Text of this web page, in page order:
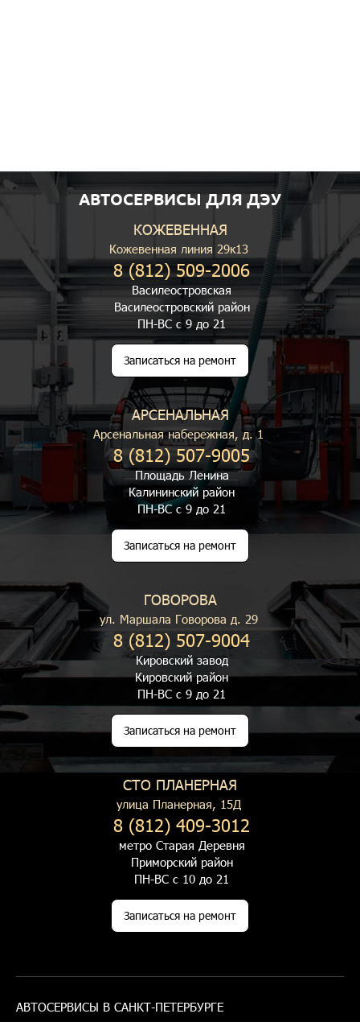
АВТОСЕРВИСЫ ДЛЯ ДЭУ
КОЖЕВЕННАЯ
Кожевенная линия 29к13
8 (812) 509-2006
Василеостровская
Василеостровский район
ПН-ВС с 9 до 21
Записаться на ремонт
АРСЕНАЛЬНАЯ
Арсенальная набережная, д. 1
8 (812) 507-9005
Площадь Ленина
Калининский район
ПН-ВС с 9 до 21
Записаться на ремонт
ГОВОРОВА
ул. Маршала Говорова д. 29
8 (812) 507-9004
Кировский завод
Кировский район
ПН-ВС с 9 до 21
Записаться на ремонт
СТО ПЛАНЕРНАЯ
улица Планерная, 15Д
8 (812) 409-3012
метро Старая Деревня
Приморский район
ПН-ВС с 10 до 21
Записаться на ремонт
АВТОСЕРВИСЫ В САНКТ-ПЕТЕРБУРГЕ